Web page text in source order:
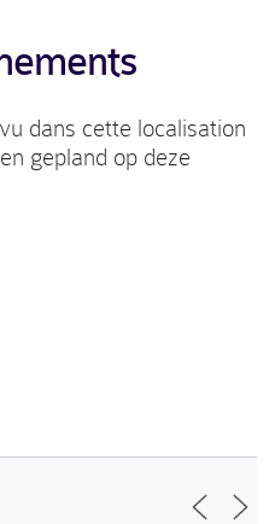
dans cette localisation
gepland op deze